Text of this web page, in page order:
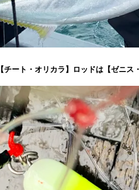
【チート・オリカラ】ロッドは【ゼニス